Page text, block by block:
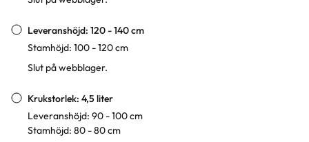
Leveranshöjd: 120 - 140 cm
Stamhöjd: 100 - 120 cm
Slut på webblager.
Krukstorlek: 4,5 liter
Leveranshöjd: 90 - 100 cm
Stamhöjd: 80 - 80 cm